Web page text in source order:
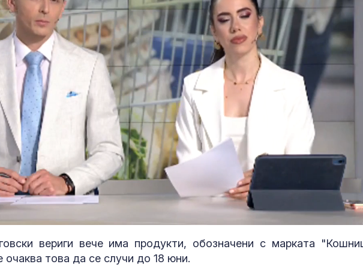
вериги вече има продукти, обозначени с марката
очаква това да се случи до 18 юни.